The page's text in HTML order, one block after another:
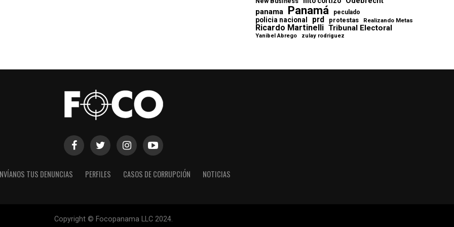
panama Panamá peculado
policia nacional prd protestas Realizando Metas
Ricardo Martinelli Tribunal Electoral
Yanibel Abrego zulay rodriguez
TUS DENUNCIAS PERFILES CASOS DE CORRUPCIÓN NOTICIAS
Copyright © Focopanama LLC 2024.